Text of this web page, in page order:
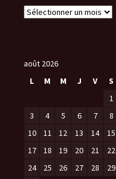
A
iaoût 2026
L
M M J V S
1
3
4 5 6 7 8
10
11 12 13 14 15
17
18 19 20 21 22
24
25 26 27 28 29